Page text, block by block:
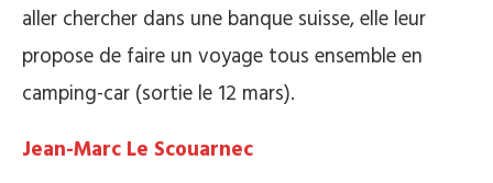
aller chercher dans une banque suisse, elle leur
propose de faire un voyage tous ensemble en
camping-car (sortie le 12 mars).
Jean-Marc Le Scouarnec